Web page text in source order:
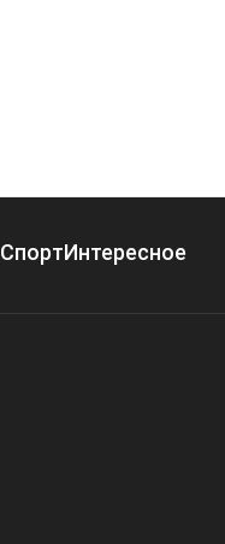
СпортИнтересное